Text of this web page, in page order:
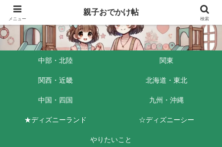
中部・北陸 関東
関西・近畿 北海道・東北
中国・四国 九州・沖縄
★ディズニーランド ☆ディズニーシー
やりたいこと
メニュー
親子おでかけ帖
検索